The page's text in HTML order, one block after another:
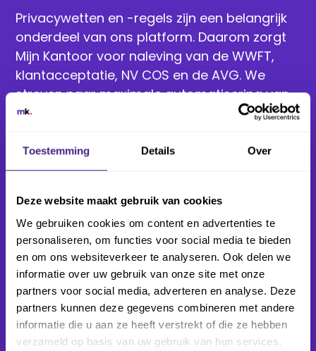
Toestemming Details Over
Deze website maakt gebruik van cookies
We gebruiken cookies om content en advertenties te
personaliseren, om functies voor social media te bieden
en om ons websiteverkeer te analyseren. Ook delen we
informatie over uw gebruik van onze site met onze
partners voor social media, adverteren en analyse. Deze
partners kunnen deze gegevens combineren met andere
informatie die u aan ze heeft verstrekt of die ze hebben
verzameld op basis van uw gebruik van hun services.
Privacywetten en -regels zijn een belangrijk
onderdeel van ons platform. Daarom zorgt
Mijn Kantoor voor naleving van de WWFT,
klantacceptatie, NV COS en de AVG. We
streven naar maximale automatisering van
compliance, zodat je meer tijd hebt voor je
Daarnaast heeft Mijn Kantoor een planbord
kunt vastpinnen, structureren en verslepen
om overzicht te houden en je werk efficiënt
te plannen.
Is Mijn Kantoor makkelijk te implementeren?
Ja, Mijn Kantoor is makkelijk te
implementeren.